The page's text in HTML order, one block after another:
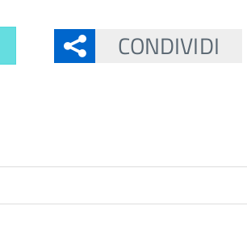
CONDIVIDI